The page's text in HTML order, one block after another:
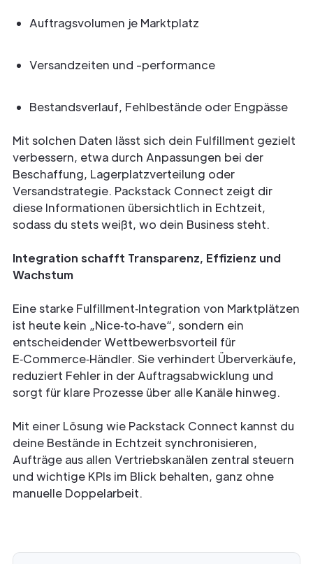
Auftragsvolumen je Marktplatz
Versandzeiten und -performance
Bestandsverlauf, Fehlbestände oder Engpässe
Mit solchen Daten lässt sich dein Fulfillment gezielt
verbessern, etwa durch Anpassungen bei der
Beschaffung, Lagerplatzverteilung oder
Versandstrategie. Packstack Connect zeigt dir
diese Informationen übersichtlich in Echtzeit,
sodass du stets weißt, wo dein Business steht.
Integration schafft Transparenz, Effizienz und
Wachstum
Eine starke Fulfillment‑Integration von Marktplätzen
ist heute kein „Nice‑to‑have“, sondern ein
entscheidender Wettbewerbsvorteil für
E‑Commerce‑Händler. Sie verhindert Überverkäufe,
reduziert Fehler in der Auftragsabwicklung und
sorgt für klare Prozesse über alle Kanäle hinweg.
Mit einer Lösung wie Packstack Connect kannst du
deine Bestände in Echtzeit synchronisieren,
Aufträge aus allen Vertriebskanälen zentral steuern
und wichtige KPIs im Blick behalten, ganz ohne
manuelle Doppelarbeit.